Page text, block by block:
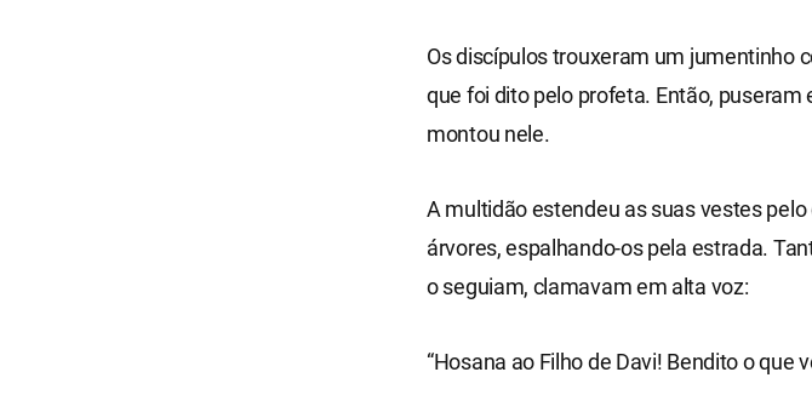
Os discípulos trouxeram um jumentinho
que foi dito pelo profeta. Então,
montou nele.
A multidão estendeu as suas vestes
árvores, espalhando-os pela estrada.
o seguiam, clamavam em alta voz:
“Hosana ao Filho de Davi! Bendito o que